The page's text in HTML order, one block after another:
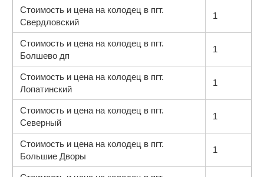
Стоимость и цена на колодец в пгт.
Свердловский
1
Стоимость и цена на колодец в пгт.
Болшево дп
1
Стоимость и цена на колодец в пгт.
Лопатинский
1
Стоимость и цена на колодец в пгт.
Северный
1
Стоимость и цена на колодец в пгт.
Большие Дворы
1